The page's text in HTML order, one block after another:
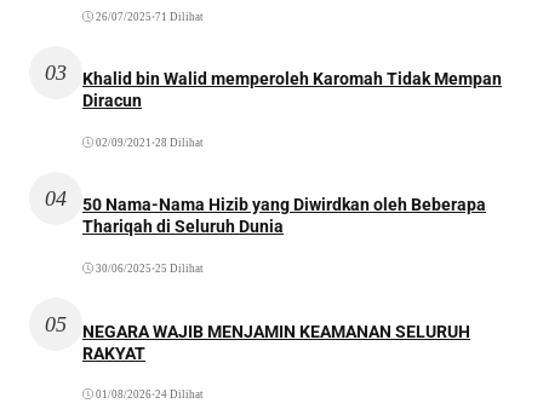
26/07/2025 •71 Dilihat
03
Khalid bin Walid memperoleh Karomah Tidak Mempan
Diracun
02/09/2021 •28 Dilihat
04
50 Nama-Nama Hizib yang Diwirdkan oleh Beberapa
Thariqah di Seluruh Dunia
30/06/2025 •25 Dilihat
05
NEGARA WAJIB MENJAMIN KEAMANAN SELURUH
RAKYAT
01/08/2026•24 Dilihat